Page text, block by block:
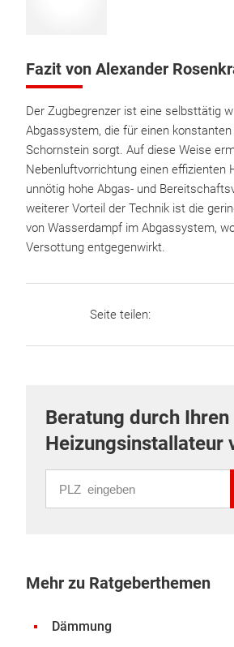
Fazit von Alexander
Der Zugbegrenzer ist eine selbsttätig
Abgassystem, die für einen
Schornstein sorgt. Auf diese Weise
Nebenluftvorrichtung einen effizienten
unnötig hohe Abgas- und
weiterer Vorteil der Technik ist die
von Wasserdampf im Abgassystem,
Versottung entgegenwirkt.
Seite teilen:
Beratung durch Ihren
Heizungsinstallateur
Mehr zu Ratgeberthemen
Dämmung